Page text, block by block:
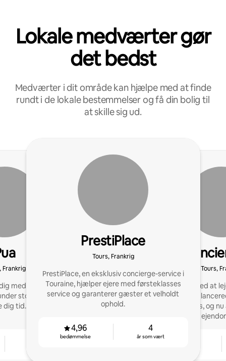
Lokale medværter gør
det bedst
Medværter i dit område kan hjælpe med at finde
rundt i de lokale bestemmelser og få din bolig til
at skille sig ud.
Frankrig
med at forbedre din
stor tilfredshed og
dig tid.
PrestiPlace
Tours, Frankrig
PrestiPlace, en eksklusiv concierge-service i
Touraine, hjælper ejere med førsteklasses
service og garanterer gæster et velholdt
ophold.
4,96
bedømmelse
4
år som vært
La
Tours,
Jeg startede med at
et halvt år siden
tjeneste i Tours, og